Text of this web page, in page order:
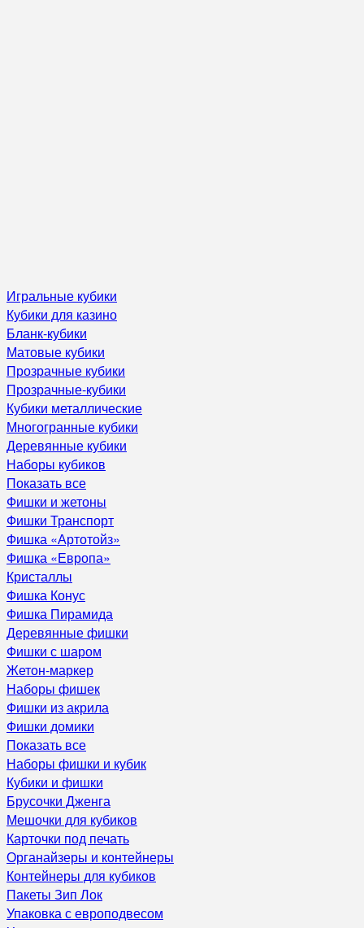
Игральные кубики
Кубики для казино
Бланк-кубики
Матовые кубики
Прозрачные кубики
Прозрачные-кубики
Кубики металлические
Многогранные кубики
Деревянные кубики
Наборы кубиков
Показать все
Фишки и жетоны
Фишки Транспорт
Фишка «Артотойз»
Фишка «Европа»
Кристаллы
Фишка Конус
Фишка Пирамида
Деревянные фишки
Фишки с шаром
Жетон-маркер
Наборы фишек
Фишки из акрила
Фишки домики
Показать все
Наборы фишки и кубик
Кубики и фишки
Брусочки Дженга
Мешочки для кубиков
Карточки под печать
Органайзеры и контейнеры
Контейнеры для кубиков
Пакеты Зип Лок
Упаковка с европодвесом